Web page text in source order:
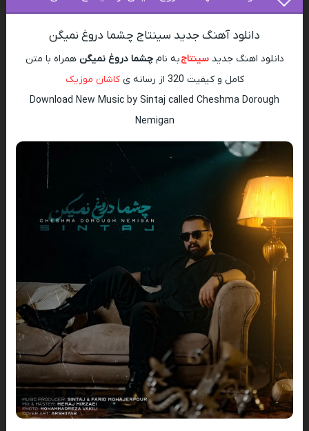
دانلود آهنگ جدید سینتاج چشما دروغ نمیگن
دانلود اهنگ جدیدسینتاجبه نامچشما دروغ نمیگن همراه با متن
کامل و کیفیت 320 از رسانه ی
کاشان موزیک
Download New Music by Sintaj called Cheshma Dorough
Nemigan